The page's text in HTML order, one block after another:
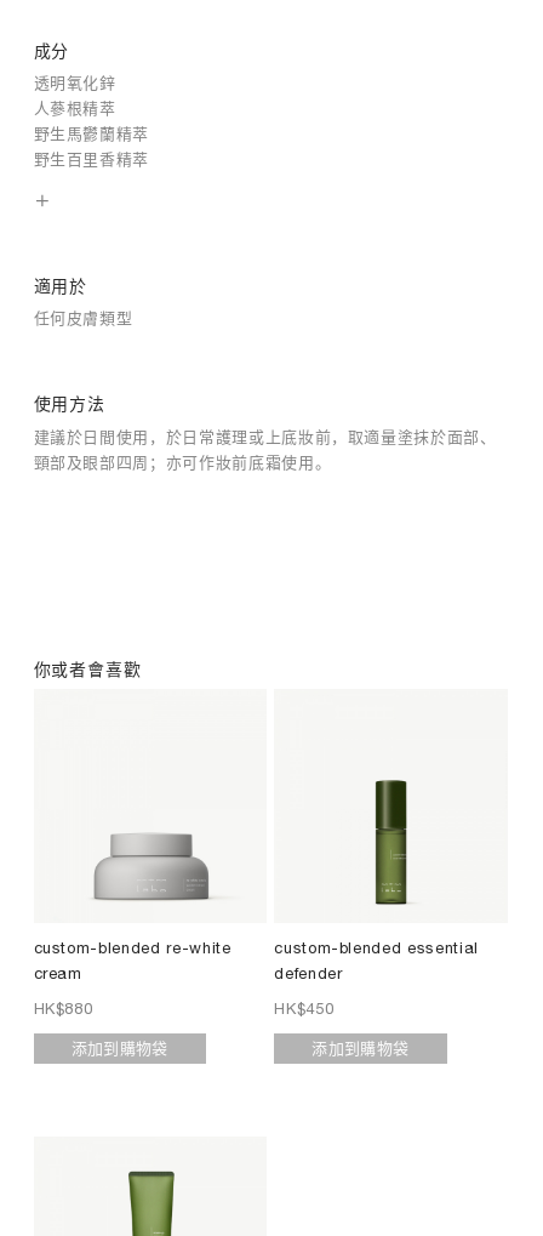
成分
透明氧化鋅
人蔘根精萃
野生馬鬱蘭精萃
野生百里香精萃
適用於
任何皮膚類型
使用方法
建議於日間使用，於日常護理或上底妝前，取適量塗抹於面部、
頸部及眼部四周；亦可作妝前底霜使用。
你或者會喜歡
custom-blended re-white
cream
HK$880
添加到購物袋
custom-blended essential
defender
HK$450
添加到購物袋